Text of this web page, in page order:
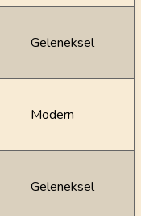
Geleneksel
Modern
Geleneksel